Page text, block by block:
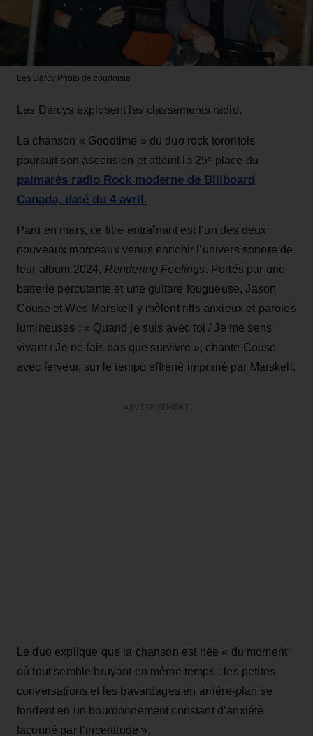
Les Darcy Photo de courtoisie
Les Darcys explosent les classements radio.
La chanson « Goodtime » du duo rock torontois
poursuit son ascension et atteint la 25ᵉ place du
palmarès radio Rock moderne de Billboard
Canada, daté du 4 avril.
Paru en mars, ce titre entraînant est l’un des deux
nouveaux morceaux venus enrichir l’univers sonore de
leur album 2024, Rendering Feelings. Portés par une
batterie percutante et une guitare fougueuse, Jason
Couse et Wes Marskell y mêlent riffs anxieux et paroles
lumineuses : « Quand je suis avec toi / Je me sens
vivant / Je ne fais pas que survivre », chante Couse
avec ferveur, sur le tempo effréné imprimé par Marskell.
Le duo explique que la chanson est née « du moment
où tout semble bruyant en même temps : les petites
conversations et les bavardages en arrière-plan se
fondent en un bourdonnement constant d’anxiété
façonné par l’incertitude ».